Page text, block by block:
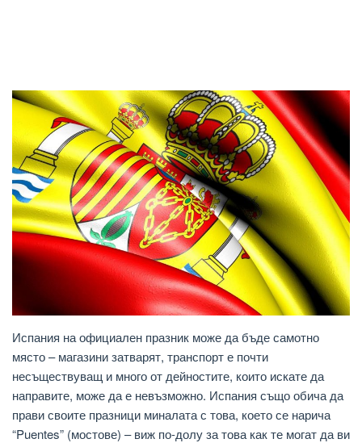
Испания на официален празник може да бъде самотно
място – магазини затварят, транспорт е почти
несъществуващ и много от дейностите, които искате да
направите, може да е невъзможно. Испания също обича да
прави своите празници миналата с това, което се нарича
“Puentes” (мостове) – виж по-долу за това как те могат да ви